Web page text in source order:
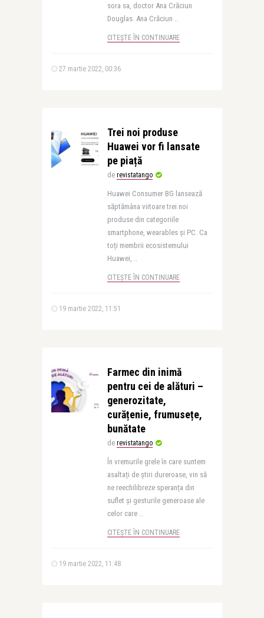
sora sa, doctor Ana Crăciun
Douglas. Ana Crăciun ..
CITEȘTE ÎN CONTINUARE
27 martie 2022, 00:36
Trei noi produse
Huawei vor fi lansate
pe piață
de revistatango
Huawei Consumer BG lansează
săptămâna viitoare trei noi
produse din categoriile
smartphone, wearables și PC. Ca
toți membrii ecosistemului
Huawei, ..
CITEȘTE ÎN CONTINUARE
19 martie 2022, 11:51
Farmec din inimă
pentru cei de alături –
generozitate,
curățenie, frumusețe,
bunătate
de revistatango
În vremurile grele în care suntem
asaltați de știri dureroase, vin să
ne reechilibreze speranța din
suflet și gesturile generoase ale
celor care ..
CITEȘTE ÎN CONTINUARE
19 martie 2022, 11:48